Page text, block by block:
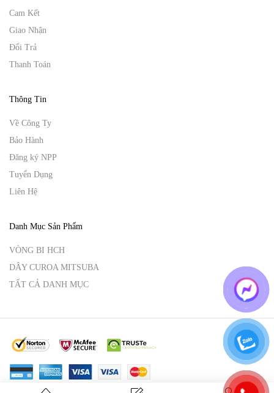
Cam Kết
Giao Nhận
Đổi Trả
Thanh Toán
Thông Tin
Về Công Ty
Bảo Hành
Đăng ký NPP
Tuyển Dụng
Liên Hệ
Danh Mục Sản Phẩm
VÒNG BI HCH
DÂY CUROA MITSUBA
TẤT CẢ DANH MỤC